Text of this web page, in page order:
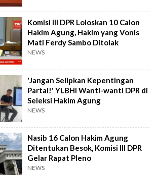
Komisi III DPR Loloskan 10 Calon
Hakim Agung, Hakim yang Vonis
Mati Ferdy Sambo Ditolak
NEWS
'Jangan Selipkan Kepentingan
Partai!' YLBHI Wanti-wanti DPR di
Seleksi Hakim Agung
NEWS
Nasib 16 Calon Hakim Agung
Ditentukan Besok, Komisi III DPR
Gelar Rapat Pleno
NEWS